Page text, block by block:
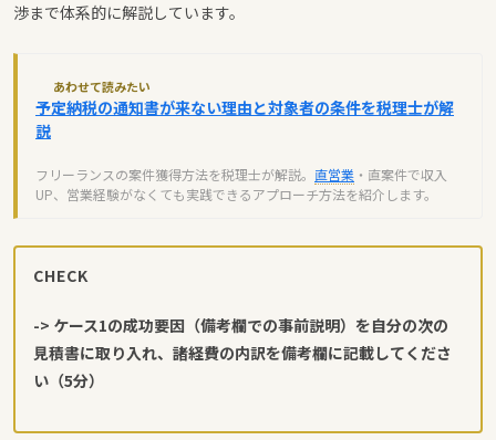
渉まで体系的に解説しています。
あわせて読みたい
予定納税の通知書が来ない理由と対象者の条件を税理士が解
説
フリーランスの案件獲得方法を税理士が解説。 直営業 ・直案件で収入
UP、営業経験がなくても実践できるアプローチ方法を紹介します。
CHECK
-> ケース1の成功要因（備考欄での事前説明）を自分の次の
見積書に取り入れ、諸経費の内訳を備考欄に記載してくださ
い（5分）